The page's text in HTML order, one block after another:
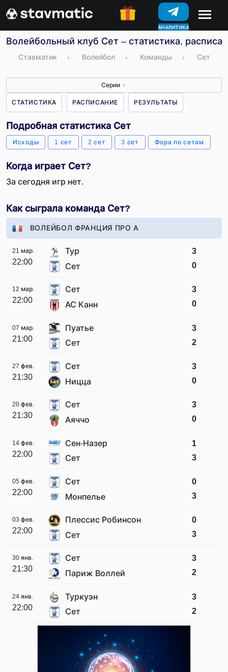
АНАЛИТИКА
КОНКУРСЫ
Волейбольный клуб Сет – статистика,
Ставматик › Волейбол › Команды › Сет
Серии ▼
СТАТИСТИКА РАСПИСАНИЕ РЕЗУЛЬТАТЫ
Подробная статистика Сет
Исходы 1 сет 2 сет 3 сет Фора по сетам
Когда играет Сет?
За сегодня игр нет.
Как сыграла команда Сет?
ВОЛЕЙБОЛ ФРАНЦИЯ ПРО А
21 мар.
22:00
Тур
Сет
3
0
12 мар.
22:00
Сет
АС Канн
3
0
07 мар.
21:00
Пуатье
Сет
3
2
27 фев.
21:30
Сет
Ницца
3
0
20 фев.
21:30
Сет
Аяччо
3
0
14 фев.
22:00
Сен-Назер
Сет
1
3
05 фев.
22:00
Сет
Монпелье
0
3
03 фев.
22:00
Плессис Робинсон
Сет
0
3
30 янв.
21:30
Сет
Париж Воллей
3
2
24 янв.
22:00
Туркуэн
Сет
3
2